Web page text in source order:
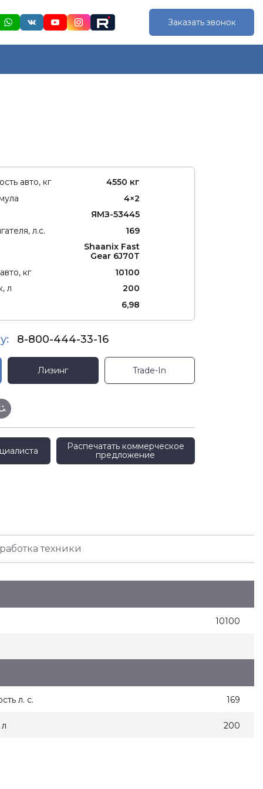
Заказать звонок
авто, кг
4550 кг
4×2
ЯМЗ-53445
л.с.
169
Shaanix Fast
Gear 6J70T
кг
10100
л
200
6,98
8-800-444-33-16
Лизинг Trade-In
Распечатать коммерческое
предложение
техники
10100
л. с. 169
200